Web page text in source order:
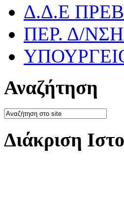
Δ.Δ.Ε
ΠΕΡ. Δ/
Αναζήτηση
Διάκριση